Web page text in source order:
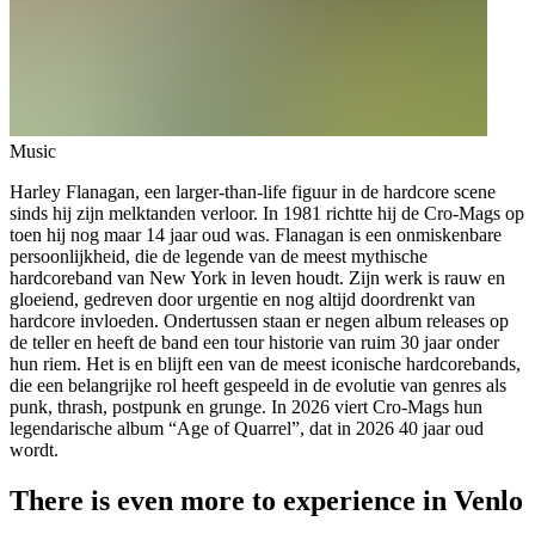
Music
Harley Flanagan, een larger-than-life figuur in de hardcore scene
sinds hij zijn melktanden verloor. In 1981 richtte hij de Cro-Mags op
toen hij nog maar 14 jaar oud was. Flanagan is een onmiskenbare
persoonlijkheid, die de legende van de meest mythische
hardcoreband van New York in leven houdt. Zijn werk is rauw en
gloeiend, gedreven door urgentie en nog altijd doordrenkt van
hardcore invloeden. Ondertussen staan er negen album releases op
de teller en heeft de band een tour historie van ruim 30 jaar onder
hun riem. Het is en blijft een van de meest iconische hardcorebands,
die een belangrijke rol heeft gespeeld in de evolutie van genres als
punk, thrash, postpunk en grunge. In 2026 viert Cro-Mags hun
legendarische album “Age of Quarrel”, dat in 2026 40 jaar oud
wordt.
There is even more to experience in Venlo